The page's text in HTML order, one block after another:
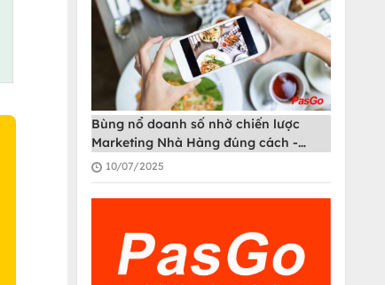
Bùng nổ doanh số nhờ chiến lược
Marketing Nhà Hàng đúng cách -
PasGo
10/07/2025